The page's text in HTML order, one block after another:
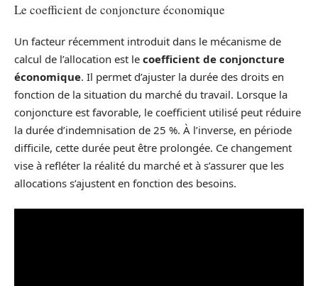
Le coefficient de conjoncture économique
Un facteur récemment introduit dans le mécanisme de
calcul de l’allocation est le coefficient de conjoncture
économique. Il permet d’ajuster la durée des droits en
fonction de la situation du marché du travail. Lorsque la
conjoncture est favorable, le coefficient utilisé peut réduire
la durée d’indemnisation de 25 %. À l’inverse, en période
difficile, cette durée peut être prolongée. Ce changement
vise à refléter la réalité du marché et à s’assurer que les
allocations s’ajustent en fonction des besoins.